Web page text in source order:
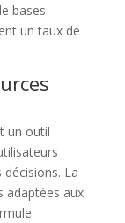
bases
un taux de
un outil
décisions. La
adaptées aux